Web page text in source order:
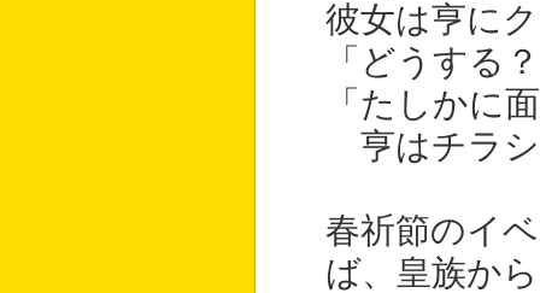
彼女は亨に
「どうする
「たしかに
亨はチラシ
春祈節のイ
ば、皇族か